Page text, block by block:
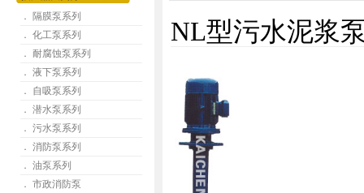
． 隔膜泵系列
． 化工泵系列
． 耐腐蚀泵系列
． 液下泵系列
． 自吸泵系列
． 潜水泵系列
． 污水泵系列
． 消防泵系列
． 油泵系列
． 市政消防泵
NL型污水泥浆